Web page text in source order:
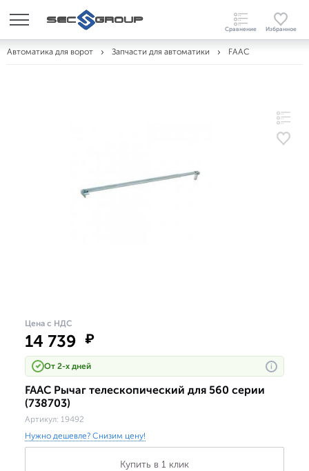
Автоматика для ворот Запчасти для автоматики FAAC
Цена с НДС
14 739 ₽
От 2-х дней i
FAAC Рычаг телескопический для 560 серии
(738703)
Артикул: 19492
Нужно дешевле? Снизим цену!
Купить в 1 клик